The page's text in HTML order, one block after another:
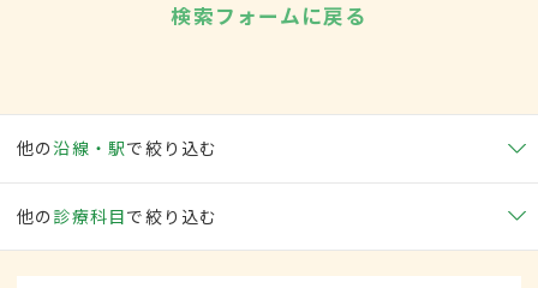
検索フォームに戻る
他の沿線・駅で絞り込む
他の 診療科目で絞り込む